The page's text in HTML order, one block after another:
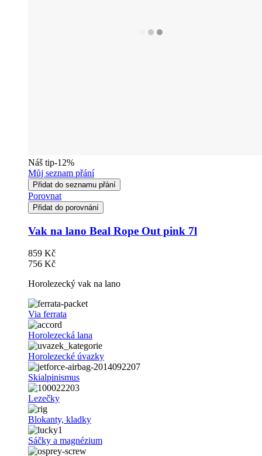
Náš tip-12%
Můj seznam přání
Přidat do seznamu přání
Porovnat
Přidat do porovnání
Vak na lano Beal Rope Out pink 7l
859 Kč
756 Kč
Horolezecký vak na lano
Via ferrata
Horolezecká lana
Horolezecké úvazky
Skialpinismus
Lezečky
Blokanty, kladky
Sáčky a magnézium